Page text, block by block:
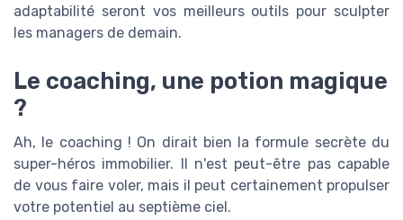
adaptabilité seront vos meilleurs outils pour sculpter
les managers de demain.
Le coaching, une potion magique
?
Ah, le coaching ! On dirait bien la formule secrète du
super-héros immobilier. Il n'est peut-être pas capable
de vous faire voler, mais il peut certainement propulser
votre potentiel au septième ciel.